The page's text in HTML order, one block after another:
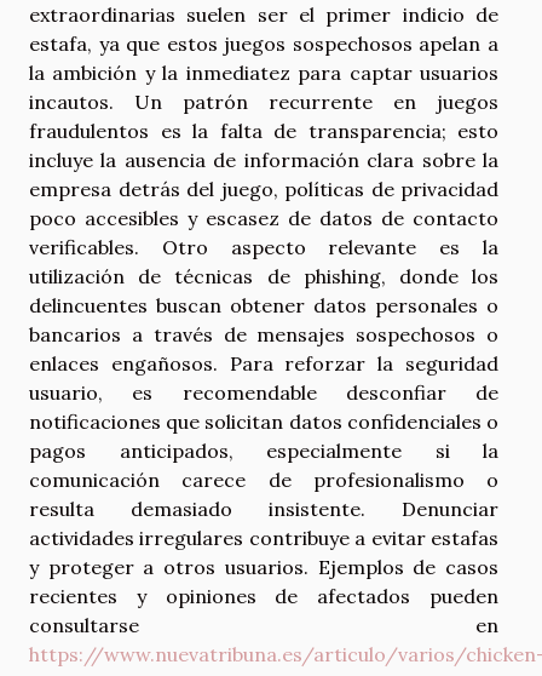
extraordinarias suelen ser el primer indicio de
estafa, ya que estos juegos sospechosos apelan a
la ambición y la inmediatez para captar usuarios
incautos. Un patrón recurrente en juegos
fraudulentos es la falta de transparencia; esto
incluye la ausencia de información clara sobre la
empresa detrás del juego, políticas de privacidad
poco accesibles y escasez de datos de contacto
verificables. Otro aspecto relevante es la
utilización de técnicas de phishing, donde los
delincuentes buscan obtener datos personales o
bancarios a través de mensajes sospechosos o
enlaces engañosos. Para reforzar la seguridad
usuario, es recomendable desconfiar de
notificaciones que solicitan datos confidenciales o
pagos anticipados, especialmente si la
comunicación carece de profesionalismo o
resulta demasiado insistente. Denunciar
actividades irregulares contribuye a evitar estafas
y proteger a otros usuarios. Ejemplos de casos
recientes y opiniones de afectados pueden
consultarse en
https://www.nuevatribuna.es/articulo/varios/